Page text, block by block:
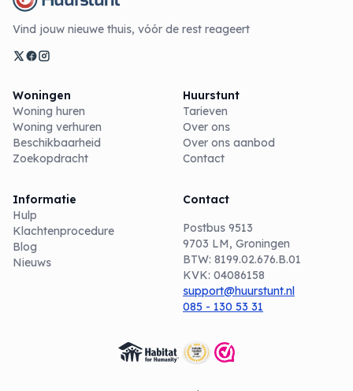
Vind jouw nieuwe thuis, vóór de rest reageert
Woningen
Woning huren
Woning verhuren
Beschikbaarheid
Zoekopdracht
Huurstunt
Tarieven
Over ons
Over ons aanbod
Contact
Informatie
Hulp
Klachtenprocedure
Blog
Nieuws
Contact
Postbus 9513
9703 LM, Groningen
BTW: 8199.02.676.B.01
KVK: 04086158
support@huurstunt.nl
085 - 130 53 31